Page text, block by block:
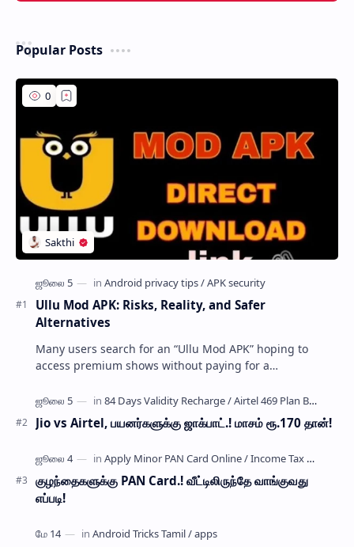
Popular Posts
Ullu Mod APK: Risks, Reality, and Safer
Alternatives
Many users search for an “Ullu Mod APK” hoping to
access premium shows without paying for a
…
Jio vs Airtel, பயனர்களுக்கு ஜாக்பாட்.! மாசம் ரூ.170 தான்!
குழந்தைகளுக்கு PAN Card.! வீட்டிலிருந்தே வாங்குவது
எப்படி!